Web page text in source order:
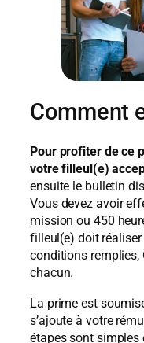
Comment
Pour profiter de ce
votre filleul(e)
ensuite le bulletin
Vous devez avoir
mission ou 450
filleul(e) doit
conditions remplies,
chacun.
La prime est
s’ajoute à votre
étapes sont simples